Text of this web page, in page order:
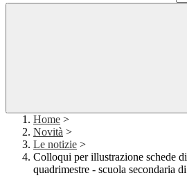
Home >
Novità >
Le notizie >
Colloqui per illustrazione schede
quadrimestre - scuola secondaria